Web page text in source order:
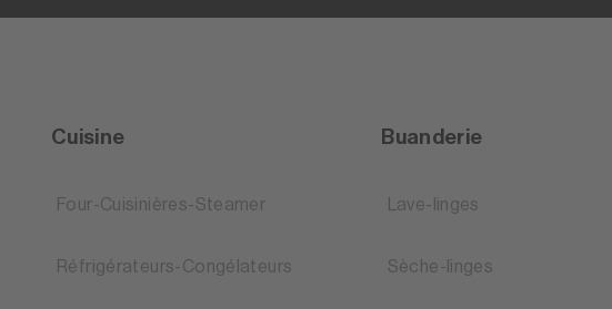
Cuisine
Four-Cuisinières-Steamer
Réfrigérateurs-Congélateurs
Buanderie
Lave-linges
Sèche-linges